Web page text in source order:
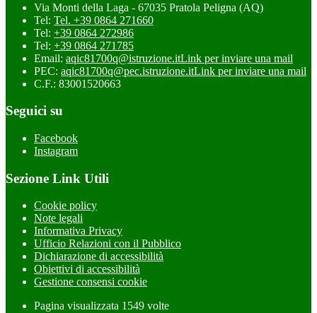
Via Monti della Laga - 67035 Pratola Peligna (AQ)
Tel: Tel. +39 0864 271660
Tel: +39 0864 272986
Tel: +39 0864 271785
Email: aqic81700q@istruzione.itLink per inviare una mail
PEC: aqic81700q@pec.istruzione.itLink per inviare una mail
C.F.: 83001520663
Seguici su
Facebook
Instagram
Sezione Link Utili
Cookie policy
Note legali
Informativa Privacy
Ufficio Relazioni con il Pubblico
Dichiarazione di accessibilità
Obiettivi di accessibilità
Gestione consensi cookie
Pagina visualizzata 1549 volte